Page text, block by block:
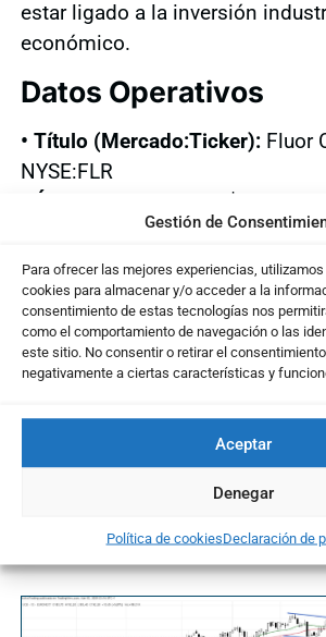
Gestión de
Para ofrecer las mejores experiencias,
cookies para almacenar y/o acceder a la
consentimiento de estas tecnologías nos
como el comportamiento de navegación o las
este sitio. No consentir o retirar el
negativamente a ciertas características y
Aceptar
Denegar
Política de cookiesDeclaración de
estar ligado a la inversión
económico.
Datos Operativos
• Título (Mercado:Ticker): Fluor
NYSE:FLR
44,86 $
• Fecha activación:07/01/2026
... El resto del
exclusivo para
Activa tu Plan aquíy pasa a
completo a todos los
Te puede interesar ...